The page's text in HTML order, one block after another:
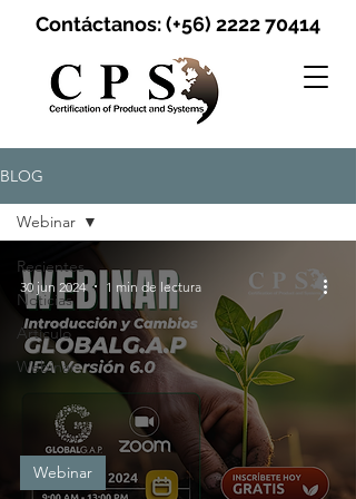
Contáctanos: (+56) 2222 70414
BLOG
Recientes
Noticias
Artículo
Webinar
Webinar
Webinar
30 jun 2024 1 min de lectura